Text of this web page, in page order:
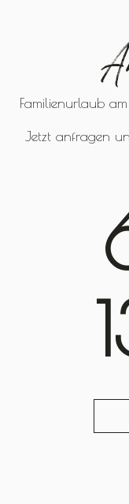
Familienurlaub
Jetzt anfragen